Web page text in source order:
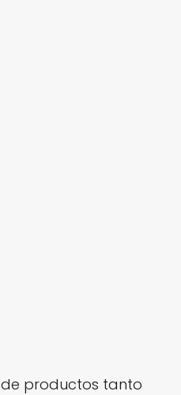
productos tanto